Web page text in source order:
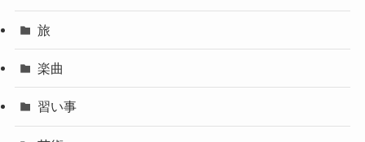
旅
楽曲
習い事